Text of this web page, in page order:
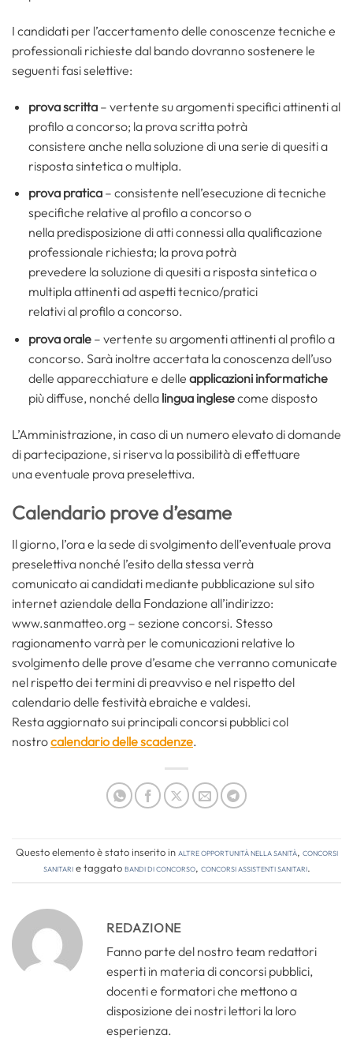
I candidati per l’accertamento delle conoscenze tecniche e
professionali richieste dal bando dovranno sostenere le
seguenti fasi selettive:
prova scritta– vertente su argomenti specifici attinenti al
profilo a concorso; la prova scritta potrà
consistere anche nella soluzione di una serie di quesiti a
risposta sintetica o multipla.
prova pratica– consistente nell’esecuzione di tecniche
specifiche relative al profilo a concorso o
nella predisposizione di atti connessi alla qualificazione
professionale richiesta; la prova potrà
prevedere la soluzione di quesiti a risposta sintetica o
multipla attinenti ad aspetti tecnico/pratici
relativi al profilo a concorso.
prova orale– vertente su argomenti attinenti al profilo a
concorso. Sarà inoltre accertata la conoscenza dell’uso
delle apparecchiature e delle applicazioni informatiche
più diffuse, nonché della lingua inglesecome disposto
L’Amministrazione, in caso di un numero elevato di domande
di partecipazione, si riserva la possibilità di effettuare
una eventuale prova preselettiva.
Calendario prove d’esame
Il giorno, l’ora e la sede di svolgimento dell’eventuale prova
preselettiva nonché l’esito della stessa verrà
comunicato ai candidati mediante pubblicazione sul sito
internet aziendale della Fondazione all’indirizzo:
www.sanmatteo.org – sezione concorsi. Stesso
ragionamento varrà per le comunicazioni relative lo
svolgimento delle prove d’esame che verranno comunicate
nel rispetto dei termini di preavviso e nel rispetto del
calendario delle festività ebraiche e valdesi.
Resta aggiornato sui principali concorsi pubblici col
nostrocalendario delle scadenze.
Questo elemento è stato inserito in Altre opportunità nella sanità, Concorsi
Sanitarie taggatobandi di concorso, concorsi assistenti sanitari.
REDAZIONE
Fanno parte del nostro team redattori
esperti in materia di concorsi pubblici,
docenti e formatori che mettono a
disposizione dei nostri lettori la loro
esperienza.